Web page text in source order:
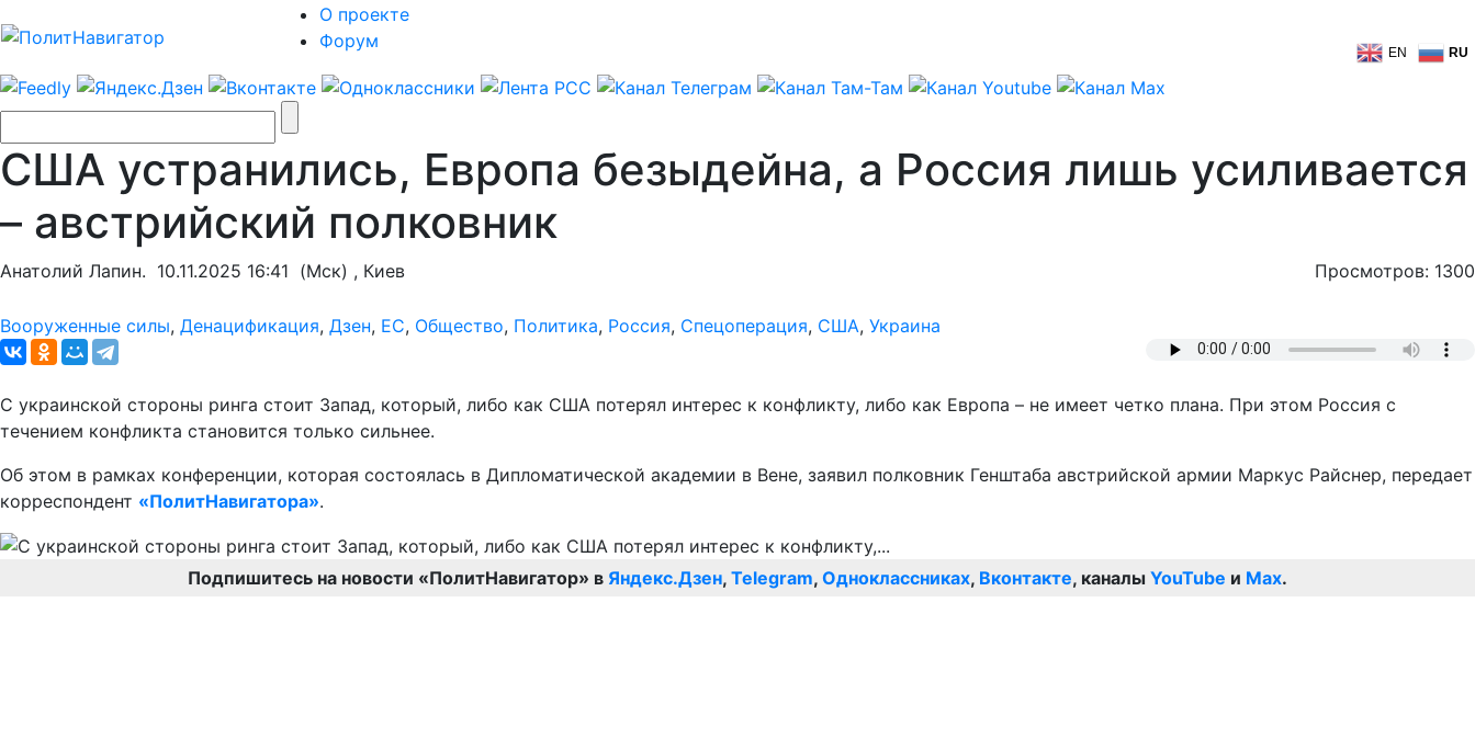
О проекте
Форум
EN RU
США устранились, Европа безыдейна, а Россия лишь усиливается
– австрийский полковник
Анатолий Лапин. 10.11.2025 16:41 (Мск) , Киев Просмотров: 1300
Вооруженные силы, Денацификация, Дзен, ЕС, Общество, Политика, Россия, Спецоперация, США, Украина
С украинской стороны ринга стоит Запад, который, либо как США потерял интерес к конфликту, либо как Европа – не имеет четко плана. При этом Россия с
течением конфликта становится только сильнее.
Об этом в рамках конференции, которая состоялась в Дипломатической академии в Вене, заявил полковник Генштаба австрийской армии Маркус Райснер, передает
корреспондент «ПолитНавигатора».
Подпишитесь на новости «ПолитНавигатор» в Яндекс.Дзен, Telegram, Одноклассниках, Вконтакте, каналы YouTube и Max.